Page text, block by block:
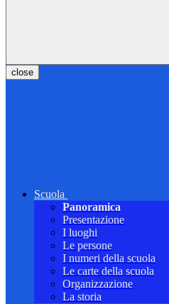
close
Scuola
Panoramica
Presentazione
I luoghi
Le persone
I numeri della scuola
Le carte della scuola
Organizzazione
La storia